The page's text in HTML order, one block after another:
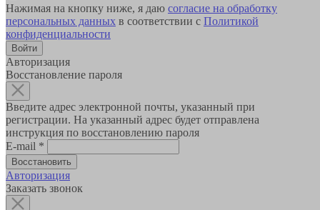
Нажимая на кнопку ниже, я даю согласие на обработку
персональных данных в соответствии с Политикой
конфиденциальности
Авторизация
Восстановление пароля
Введите адрес электронной почты, указанный при
регистрации. На указанный адрес будет отправлена
инструкция по восстановлению пароля
E-mail *
Авторизация
Заказать звонок